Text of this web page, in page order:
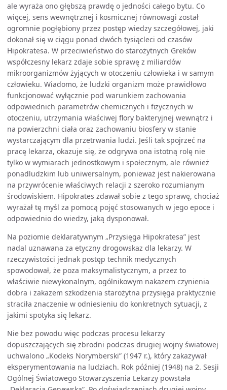
ale wyraża ono głębszą prawdę o jedności całego bytu. Co
więcej, sens wewnętrznej i kosmicznej równowagi został
ogromnie pogłębiony przez postęp wiedzy szczegółowej, jaki
dokonał się w ciągu ponad dwóch tysiącleci od czasów
Hipokratesa. W przeciwieństwo do starożytnych Greków
współczesny lekarz zdaje sobie sprawę z miliardów
mikroorganizmów żyjących w otoczeniu człowieka i w samym
człowieku. Wiadomo, że ludzki organizm może prawidłowo
funkcjonować wyłącznie pod warunkiem zachowania
odpowiednich parametrów chemicznych i fizycznych w
otoczeniu, utrzymania właściwej flory bakteryjnej wewnątrz i
na powierzchni ciała oraz zachowaniu biosfery w stanie
wystarczającym dla przetrwania ludzi. Jeśli tak spojrzeć na
pracę lekarza, okazuje się, że odgrywa ona istotną rolę nie
tylko w wymiarach jednostkowym i społecznym, ale również
ponadludzkim lub uniwersalnym, ponieważ jest nakierowana
na przywrócenie właściwych relacji z szeroko rozumianym
środowiskiem. Hipokrates zdawał sobie z tego sprawę, chociaż
wyrażał tę myśl za pomocą pojęć stosowanych w jego epoce i
odpowiednio do wiedzy, jaką dysponował.
Na poziomie deklaratywnym „Przysięga Hipokratesa” jest
nadal uznawana za etyczny drogowskaz dla lekarzy. W
rzeczywistości jednak postęp technik medycznych
spowodował, że poza maksymalistycznym, a przez to
właściwie niewykonalnym, ogólnikowym nakazem czynienia
dobra i zakazem szkodzenia starożytna przysięga praktycznie
straciła znaczenie w odniesieniu do konkretnych sytuacji, z
jakimi spotyka się lekarz.
Nie bez powodu więc podczas procesu lekarzy
dopuszczających się zbrodni podczas drugiej wojny światowej
uchwalono „Kodeks Norymberski” (1947 r.), który zakazywał
eksperymentowania na ludziach. Rok później (1948) na 2. Sesji
Ogólnej Światowego Stowarzyszenia Lekarzy powstała